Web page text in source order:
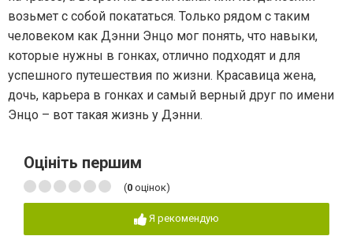
возьмет с собой покататься. Только рядом с таким
человеком как Дэнни Энцо мог понять, что навыки,
которые нужны в гонках, отлично подходят и для
успешного путешествия по жизни. Красавица жена,
дочь, карьера в гонках и самый верный друг по имени
Энцо – вот такая жизнь у Дэнни.
Оцініть першим
(0 оцінок)
Я рекомендую